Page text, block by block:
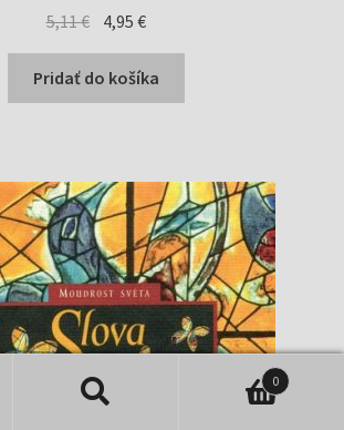
5,11€ Pôvodná
bola:
5,11 €.
4,95€Aktuálna
je:
4,95 €.
Pridať do košíka
0